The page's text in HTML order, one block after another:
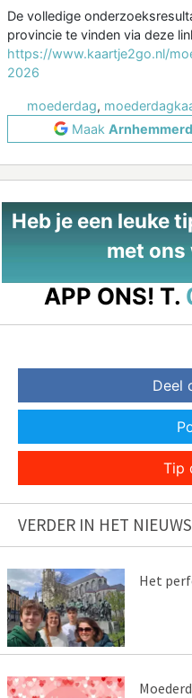
De volledige
provincie te vinden via deze
https://www.kaartje2go.nl/
2026
moederdag,
Maak
Heb je een leuke
met ons
APP ONS! T.
Deel
Tip
VERDER IN HET
Het